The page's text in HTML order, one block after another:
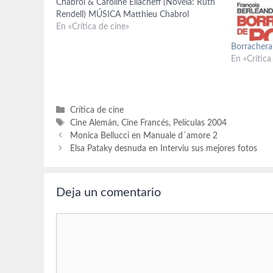
Chabrol & Caroline Eliacheff (Novela: Ruth
Rendell) MÚSICA Matthieu Chabrol
FOTOGRAFÍA Bernard Zitzermann
En «Crítica de cine»
En
Categorías
Crítica de cine
Etiquetas
Cine Alemán,Cine Francés, Películas 2004
Monica Bellucci en Manuale d´amore 2
Elsa Pataky desnuda en Interviu sus mejores fotos
Deja un comentario